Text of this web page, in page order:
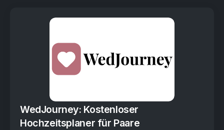
WedJourney: Kostenloser
Hochzeitsplaner für Paare